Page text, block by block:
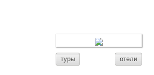
туры отели